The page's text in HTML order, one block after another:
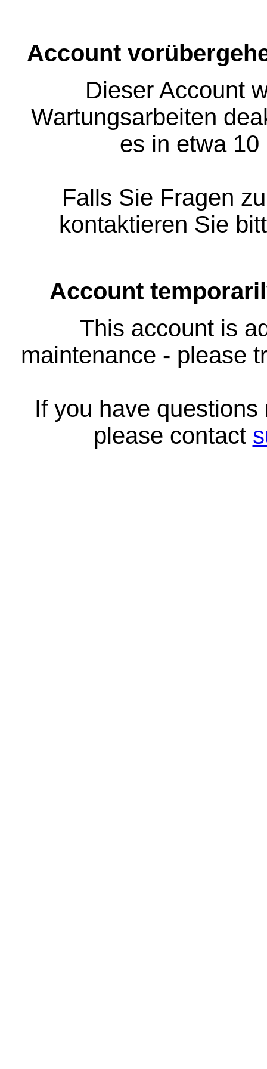
Account
Dieser Account
Wartungsarbeiten
es in etwa
Falls Sie Fragen
kontaktieren Sie
Account
This account is
maintenance - please
If you have
please contact